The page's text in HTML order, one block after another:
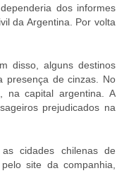
dos informes
da Argentina. Por volta
disso, alguns destinos
presença de cinzas. No
na capital argentina. A
prejudicados na
cidades chilenas de
site da companhia,